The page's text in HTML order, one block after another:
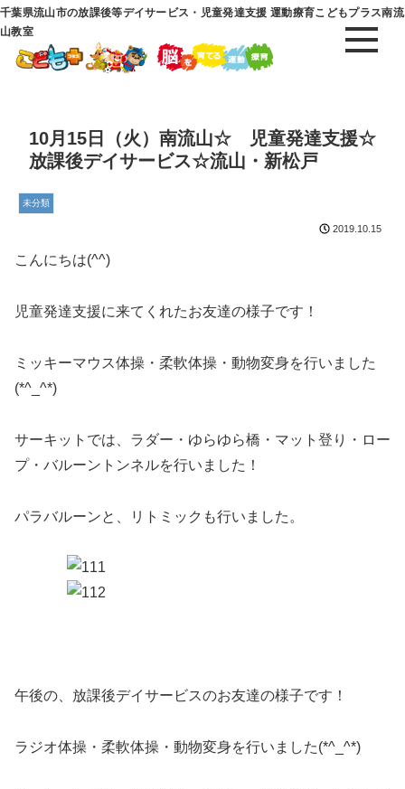
千葉県流山市の放課後等デイサービス・児童発達支援 運動療育こどもプラス南流
山教室
10月15日（火）南流山☆ 児童発達支援☆
放課後デイサービス☆流山・新松戸
未分類
2019.10.15
こんにちは(^^)
児童発達支援に来てくれたお友達の様子です！
ミッキーマウス体操・柔軟体操・動物変身を行いました
(*^_^*)
サーキットでは、ラダー・ゆらゆら橋・マット登り・ロー
プ・バルーントンネルを行いました！
パラバルーンと、リトミックも行いました。
午後の、放課後デイサービスのお友達の様子です！
ラジオ体操・柔軟体操・動物変身を行いました(*^_^*)